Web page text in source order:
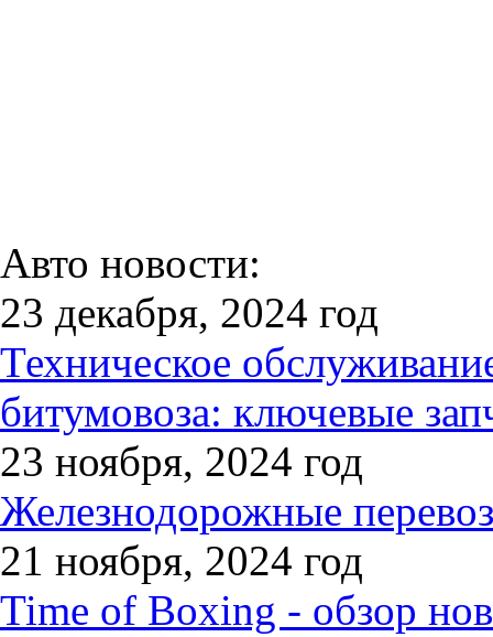
Авто новости:
23 декабря, 2024 год
Техническое
битумовоза: ключевые
23 ноября, 2024 год
Железнодорожные
21 ноября, 2024 год
Time of Boxing - обзор